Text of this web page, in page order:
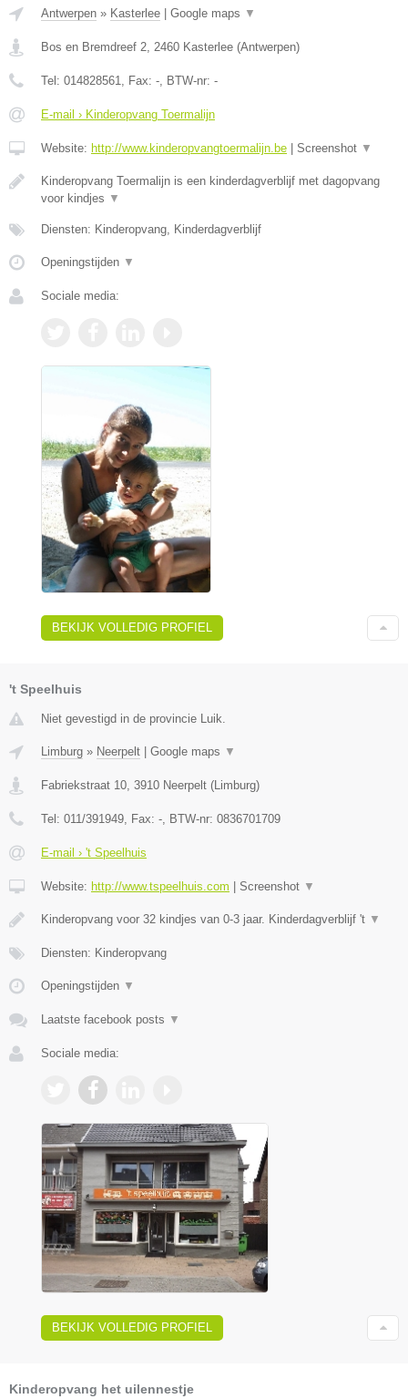
Antwerpen » Kasterlee Google maps ▼
Bos en Bremdreef 2, 2460 Kasterlee (Antwerpen)
Tel: 014828561, Fax: -, BTW-nr: -
E-mail › Kinderopvang Toermalijn
Website: http://www.kinderopvangtoermalijn.be Screenshot ▼
Kinderopvang Toermalijn is een kinderdagverblijf met dagopvang
voor kindjes ▼
Diensten: Kinderopvang, Kinderdagverblijf
Openingstijden ▼
Sociale media:
BEKIJK VOLLEDIG PROFIEL
't Speelhuis
Niet gevestigd in de provincie Luik.
Limburg » Neerpelt | Google maps ▼
Fabriekstraat 10 3910 Neerpelt (Limburg)
Tel: 011/391949 , Fax: - , BTW-nr: 0836701709
E-mail › 't Speelhuis
Website: http://www.tspeelhuis.com | Screenshot ▼
Kinderopvang voor 32 kindjes van 0-3 jaar. Kinderdagverblijf 't ▼
Diensten: Kinderopvang
Openingstijden ▼
Laatste facebook posts ▼
Sociale media:
BEKIJK VOLLEDIG PROFIEL
Kinderopvang het uilennestje